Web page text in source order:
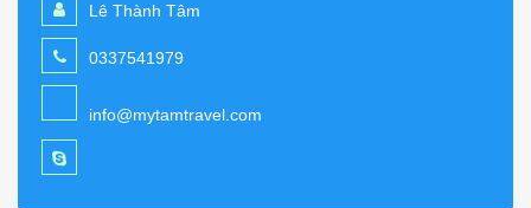
Lê Thành Tâm
0337541979
info@mytamtravel.com